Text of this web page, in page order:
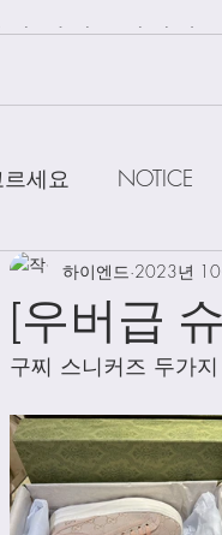
알려드립니다.
세요 NOTICE
DELVAUX
LV Loro Piana
Clothing
[우버급
하이엔드 2023년 10
구찌 스니커즈 두가